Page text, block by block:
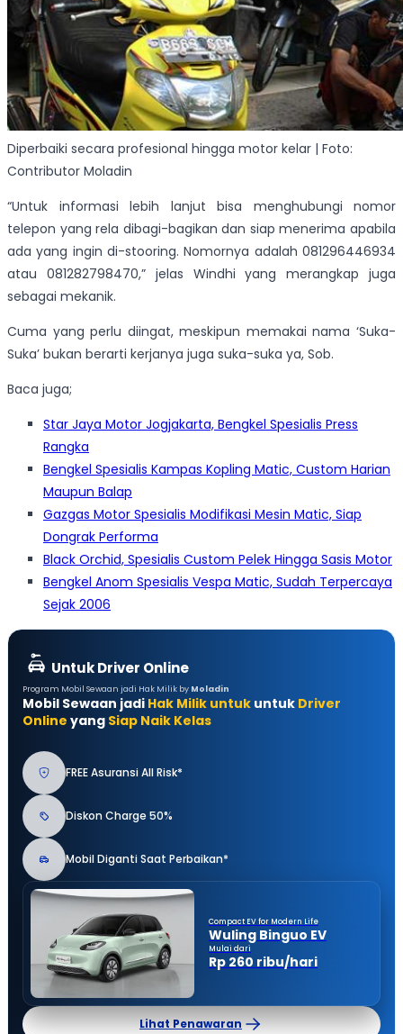
Diperbaiki secara profesional hingga motor kelar | Foto:
Contributor Moladin
“Untuk informasi lebih lanjut bisa menghubungi nomor
telepon yang rela dibagi-bagikan dan siap menerima apabila
ada yang ingin di-stooring. Nomornya adalah 081296446934
atau 081282798470,” jelas Windhi yang merangkap juga
sebagai mekanik.
Cuma yang perlu diingat, meskipun memakai nama ‘Suka-
Suka’ bukan berarti kerjanya juga suka-suka ya, Sob.
Baca juga;
Star Jaya Motor Jogjakarta, Bengkel Spesialis Press
Rangka
Bengkel Spesialis Kampas Kopling Matic, Custom Harian
Maupun Balap
Gazgas Motor Spesialis Modifikasi Mesin Matic, Siap
Dongrak Performa
Black Orchid, Spesialis Custom Pelek Hingga Sasis Motor
Bengkel Anom Spesialis Vespa Matic, Sudah Terpercaya
Sejak 2006
Untuk Driver Online
Program Mobil Sewaan jadi Hak Milik by Moladin
Mobil Sewaan jadi Hak Milik untuk untuk Driver
Online yang Siap Naik Kelas
FREE Asuransi All Risk*
Diskon Charge 50%
Mobil Diganti Saat Perbaikan*
Compact EV for Modern Life
Wuling Binguo EV
Mulai dari
Rp 260 ribu/hari
Lihat Penawaran